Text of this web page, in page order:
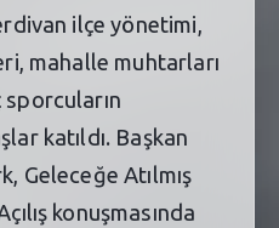
ilçe yönetimi,
mahalle muhtarları
katıldı. Başkan
Geleceğe Atılmış
konuşmasında